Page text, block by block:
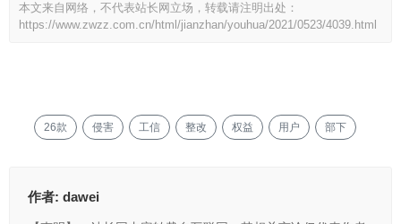
本文来自网络，不代表站长网立场，转载请注明出处：
https://www.zwzz.com.cn/html/jianzhan/youhua/2021/0523/4039.html
26款 侵害 工信 整改 权益 用户 部下
作者: dawei